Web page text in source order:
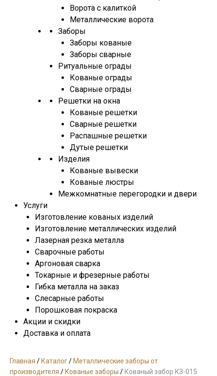
Ворота с калиткой
Металлические ворота
Заборы
Заборы кованые
Заборы сварные
Ритуальные ограды
Кованые ограды
Сварные ограды
Решетки на окна
Кованые решетки
Сварные решетки
Распашные решетки
Дутые решетки
Изделия
Кованые вывески
Кованые люстры
Межкомнатные перегородки и двери
Услуги
Изготовление кованых изделий
Изготовление металлических изделий
Лазерная резка металла
Сварочные работы
Аргоновая сварка
Токарные и фрезерные работы
Гибка металла на заказ
Слесарные работы
Порошковая покраска
Акции и скидки
Доставка и оплата
Главная /Каталог/Металлические заборы от
производителя /Кованые заборы /Кованый забор КЗ-015